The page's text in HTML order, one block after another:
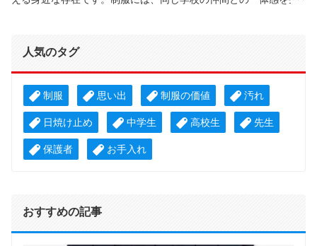
は、全国の中学・高校生１，０６４人を対象に、着用制服のタイ
プ、制服着用時の安心感、制服のデザインによる学校生活への影
響について調査しました。
人気のタグ
制服 思い出 制服の価値 汚れ
日焼け止め 中学生 高校生 先生
保護者 お手入れ
おすすめの記事